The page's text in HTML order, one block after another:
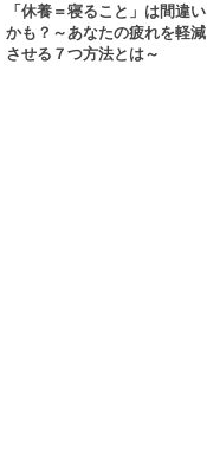
「休養＝寝ること」は間違い
かも？～あなたの疲れを軽減
させる７つ方法とは～